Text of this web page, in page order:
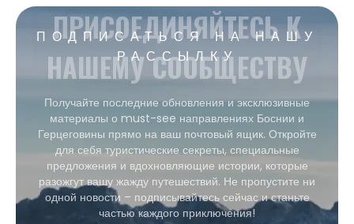
ПОДПИСАТЬСЯ НА НАШУ
РАССЫЛКУ
ПРИСОЕДИНЯЙТЕСЬ К
НАШЕМУ СООБЩЕСТВУ
Получайте последние обновления и эксклюзивные
материалы о must-see направлениях Боснии и
Герцеговины прямо на ваш почтовый ящик. Откройте
для себя туристические секреты, специальные
предложения и вдохновляющие истории, которые
разожгут вашу жажду путешествий. Не пропустите ни
одной новости – подписывайтесь сейчас и станьте
частью каждого приключения!